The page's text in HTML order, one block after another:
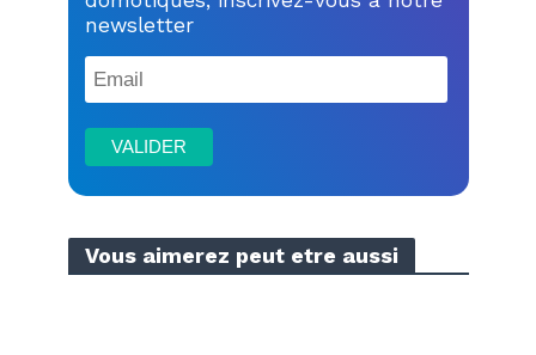
newsletter
Vous aimerez peut etre aussi